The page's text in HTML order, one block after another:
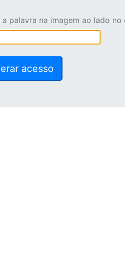
a palavra na imagem ao lado no